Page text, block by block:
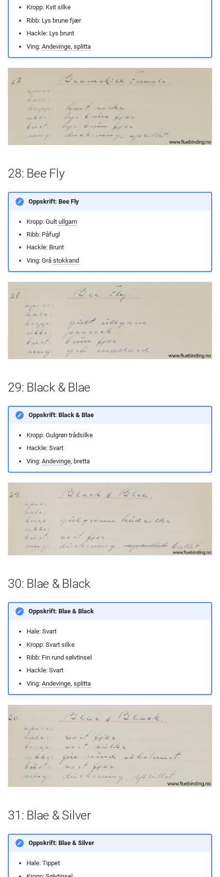
Kropp: Kvit silke
Ribb: Lys brune fjær
Hackle: Lys brunt
Ving: Andevinge, splitta
28: Bee Fly
Oppskrift: Bee Fly
Kropp: Gult ullgarn
Ribb: Påfugl
Hackle: Brunt
Ving: Grå stokkand
29: Black & Blae
Oppskrift: Black & Blae
Kropp: Gulgrøn trådsilke
Hackle: Svart
Ving: Andevinge, bretta
30: Blae & Black
Oppskrift: Blae & Black
Hale: Svart
Kropp: Svart silke
Ribb: Fin rund sølvtinsel
Hackle: Svart
Ving: Andevinge, splitta
31: Blae & Silver
Oppskrift: Blae & Silver
Hale: Tippet